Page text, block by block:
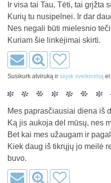
Ir visa tai Tau, Tėti, tai grįžta
Kurių tu nusipelnei. Ir dar
Nes negali būti mielesnio
Kuriam šie linkėjimai skirti.
Susikurk atviruką ir siųsk sveikinimą
Mes paprasčiausiai diena iš
Ką jis aukoja dėl mūsų, nes
Bet kai mes užaugam ir
Kiek daug iš tikrųjų jo meilė
buvo.